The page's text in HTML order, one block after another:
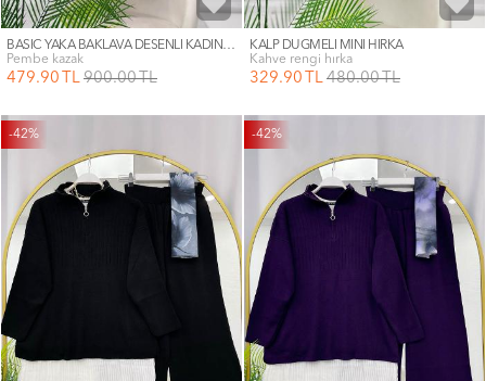
BASİC YAKA BAKLAVA DESENLİ KADIN KAZAK
pembe kazak
479.90 TL 900.00TL
KALP DÜĞMELİ MİNİ HIRKA
kahve rengi hırka
329.90 TL 480.00TL
-42% -42%